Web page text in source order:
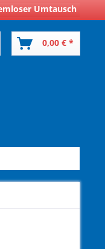
Umtausch
0,00 € *